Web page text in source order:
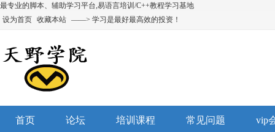
最专业的脚本、辅助学习平台,易语言培训/C++教程学习基地
设为首页 收藏本站 ——> 学习是最好最高效的投资！
首页 论坛 培训课程 常见问题 vip